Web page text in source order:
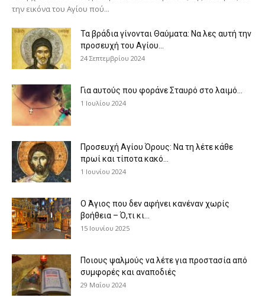
την εικόνα του Αγίου πού...
Τα βράδια γίνονται Θαύματα: Να λες αυτή την
προσευχή του Αγίου...
24 Σεπτεμβρίου 2024
Για αυτούς που φοράνε Σταυρό στο λαιμό…
1 Ιουλίου 2024
Προσευχή Αγίου Όρους: Να τη λέτε κάθε
πρωί και τίποτα κακό...
1 Ιουνίου 2024
Ο Άγιος που δεν αφήνει κανέναν χωρίς
βοήθεια – Ό,τι κι...
15 Ιουνίου 2025
Ποιους ψαλμούς να λέτε για προστασία από
συμφορές και αναποδιές
29 Μαΐου 2024